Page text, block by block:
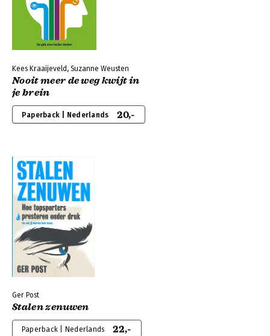
Kees Kraaijeveld, Suzanne Weusten
Nooit meer de weg kwijt in
je brein
Paperback | Nederlands 20,-
Ger Post
Stalen zenuwen
Paperback | Nederlands 22,-